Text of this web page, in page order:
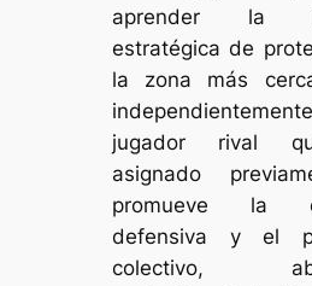
aprender la
estratégica de
la zona más
jugador rival
asignado
promueve la
defensiva y el
colectivo,